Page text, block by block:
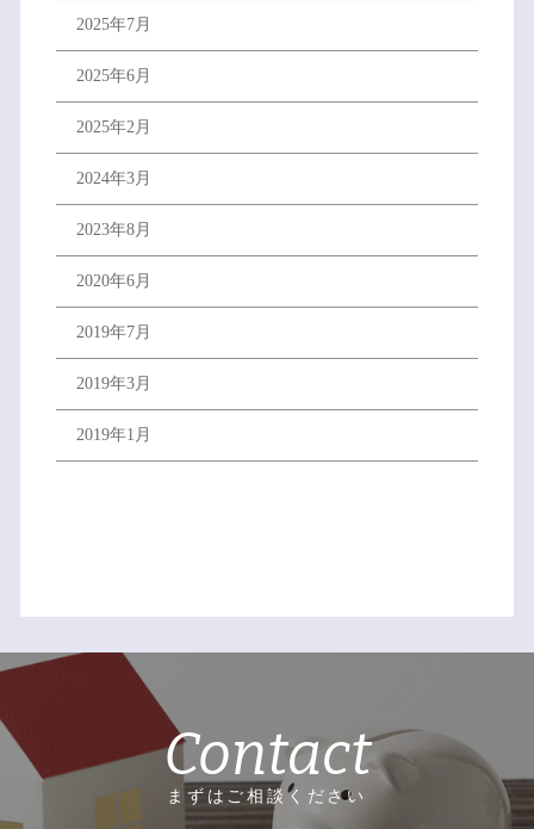
2025年7月
2025年6月
2025年2月
2024年3月
2023年8月
2020年6月
2019年7月
2019年3月
2019年1月
Contact
まずはご相談ください